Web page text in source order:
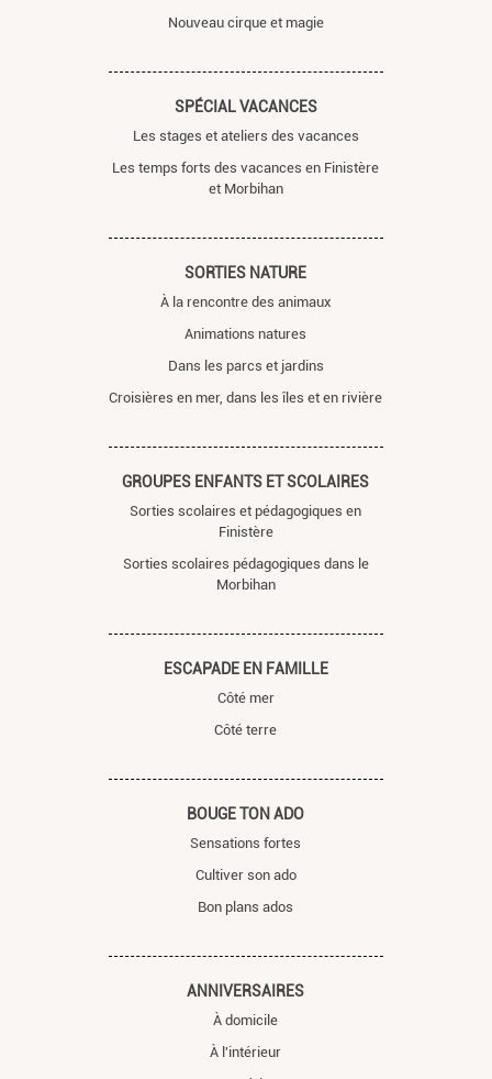
Nouveau cirque et magie
SPÉCIAL VACANCES
Les stages et ateliers des vacances
Les temps forts des vacances en Finistère
et Morbihan
SORTIES NATURE
À la rencontre des animaux
Animations natures
Dans les parcs et jardins
Croisières en mer, dans les îles et en rivière
GROUPES ENFANTS ET SCOLAIRES
Sorties scolaires et pédagogiques en
Finistère
Sorties scolaires pédagogiques dans le
Morbihan
ESCAPADE EN FAMILLE
Côté mer
Côté terre
BOUGE TON ADO
Sensations fortes
Cultiver son ado
Bon plans ados
ANNIVERSAIRES
À domicile
À l'intérieur